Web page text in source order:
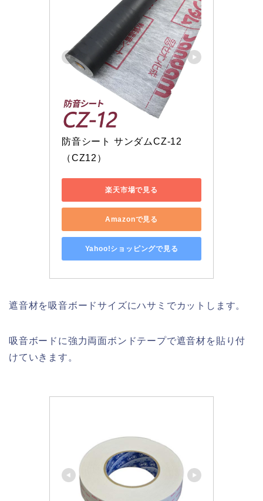
防音シート サンダムCZ-12
（CZ12）
楽天市場で見る
Amazonで見る
Yahoo!ショッピングで見る
遮音材を吸音ボードサイズにハサミでカットします。
吸音ボードに強力両面ボンドテープで遮音材を貼り付
けていきます。